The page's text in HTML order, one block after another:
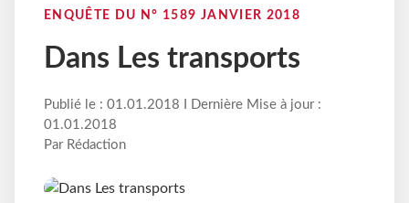
ENQUÊTE DU N° 1589 JANVIER 2018
Dans Les transports
Publié le : 01.01.2018 I Dernière Mise à jour :
01.01.2018
Par Rédaction